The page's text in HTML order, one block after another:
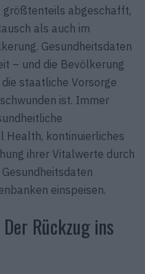
größtenteils abgeschafft,
als auch im
Gesundheitsdaten
– und die Bevölkerung
staatliche Vorsorge
ist. Immer
Health, kontinuierliches
ihrer Vitalwerte durch
einspeisen.
Rückzug ins